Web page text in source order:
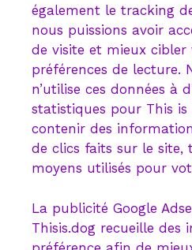
également le tracking
nous puissions avoir
de visite et mieux cibler
préférences de lecture.
n’utilise ces données à
statistiques pour This is
contenir des
de clics faits sur le site,
moyens utilisés pour
La publicité Google
Thisis.dog recueille des